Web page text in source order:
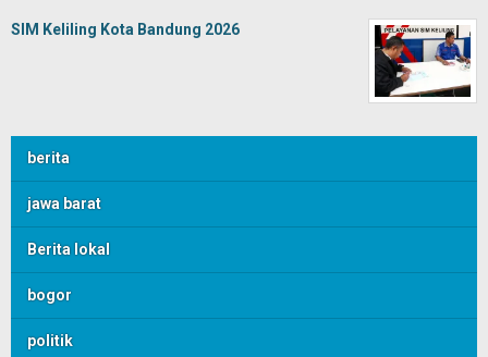
SIM Keliling Kota Bandung 2026
berita
jawa barat
Berita lokal
bogor
politik